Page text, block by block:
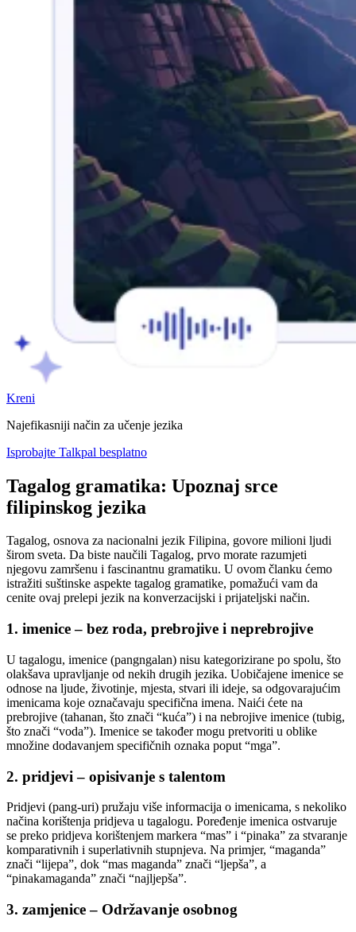
Kreni
Najefikasniji način za učenje jezika
Isprobajte Talkpal besplatno
Tagalog gramatika: Upoznaj srce
filipinskog jezika
Tagalog, osnova za nacionalni jezik Filipina, govore milioni ljudi
širom sveta. Da biste naučili Tagalog, prvo morate razumjeti
njegovu zamršenu i fascinantnu gramatiku. U ovom članku ćemo
istražiti suštinske aspekte tagalog gramatike, pomažući vam da
cenite ovaj prelepi jezik na konverzacijski i prijateljski način.
1. imenice – bez roda, prebrojive i neprebrojive
U tagalogu, imenice (pangngalan) nisu kategorizirane po spolu, što
olakšava upravljanje od nekih drugih jezika. Uobičajene imenice se
odnose na ljude, životinje, mjesta, stvari ili ideje, sa odgovarajućim
imenicama koje označavaju specifična imena. Naići ćete na
prebrojive (tahanan, što znači “kuća”) i na nebrojive imenice (tubig,
što znači “voda”). Imenice se također mogu pretvoriti u oblike
množine dodavanjem specifičnih oznaka poput “mga”.
2. pridjevi – opisivanje s talentom
Pridjevi (pang-uri) pružaju više informacija o imenicama, s nekoliko
načina korištenja pridjeva u tagalogu. Poređenje imenica ostvaruje
se preko pridjeva korištenjem markera “mas” i “pinaka” za stvaranje
komparativnih i superlativnih stupnjeva. Na primjer, “maganda”
znači “lijepa”, dok “mas maganda” znači “ljepša”, a
“pinakamaganda” znači “najljepša”.
3. zamjenice – Održavanje osobnog